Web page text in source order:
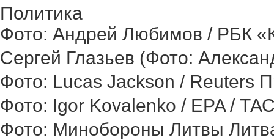
Политика
Фото: Андрей Любимов / РБК
Сергей Глазьев (Фото:
Фото: Lucas Jackson / Reuters
Фото: Igor Kovalenko / EPA /
Фото: Минобороны Литвы